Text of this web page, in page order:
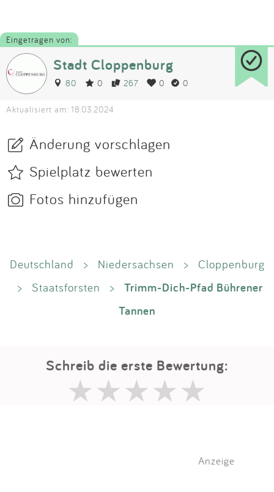
Eingetragen von:
Stadt Cloppenburg
80 0 267 0 0
Aktualisiert am: 18.03.2024
Änderung vorschlagen
Spielplatz bewerten
Fotos hinzufügen
Deutschland > Niedersachsen >
Cloppenburg
>
Staatsforsten >
Trimm-Dich-Pfad Bührener
Tannen
Schreib die erste Bewertung:
Anzeige